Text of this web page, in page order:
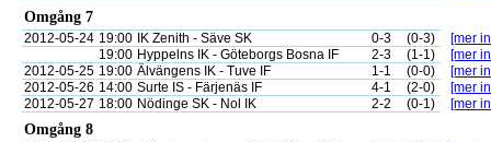
Omgång 7
2012-05-24 19:00 IK Zenith - Säve SK 0-3 (0-3)
[mer
19:00 Hyppelns IK - Göteborgs Bosna IF 2-3 (1-1)
[mer
2012-05-25 19:00 Älvängens IK - Tuve IF 1-1 (0-0)
[mer
2012-05-26 14:00 Surte IS - Färjenäs IF 4-1 (2-0)
[mer
2012-05-27 18:00 Nödinge SK - Nol IK 2-2 (0-1) [mer
Omgång 8